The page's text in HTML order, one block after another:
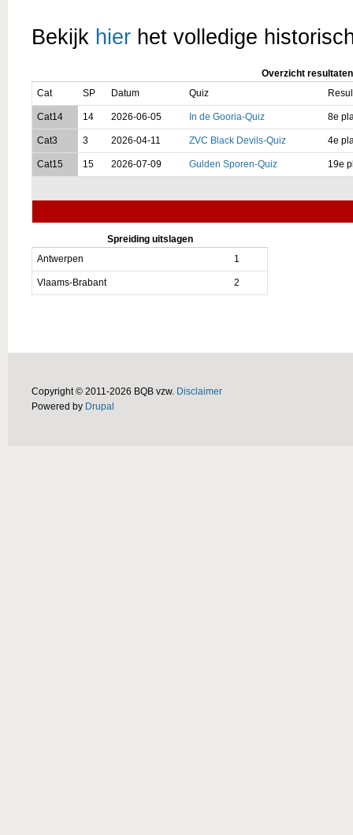
Bekijk hier het volledige
Overzicht resultaten
Cat
SP Datum Quiz
Cat14 14 2026-06-05 In de Gooria-Quiz 8e
Cat3 3 2026-04-11 ZVC Black Devils-Quiz 4e
Cat15 15 2026-07-09 Gulden Sporen-Quiz 19e
Spreiding uitslagen
Antwerpen
1
Vlaams-Brabant 2
Copyright © 2011-2026 BQB vzw. Disclaimer
Powered by Drupal